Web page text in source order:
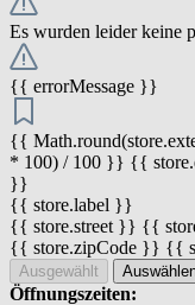
Es wurden leider keine
{{ errorMessage }}
{{
* 100) / 100 }} {{
}}
{{ store.label }}
{{ store.street }} {{
{{ store.zipCode }} {{
Ausgewählt
Öffnungszeiten: